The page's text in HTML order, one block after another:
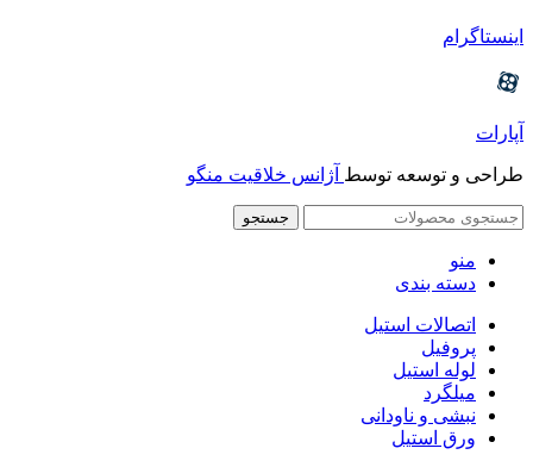
اینستاگرام
آپارات
طراحی و توسعه توسط آژانس خلاقیت منگو
جستجو
منو
دسته بندی
اتصالات استیل
پروفیل
لوله استیل
میلگرد
نبشی و ناودانی
ورق استیل